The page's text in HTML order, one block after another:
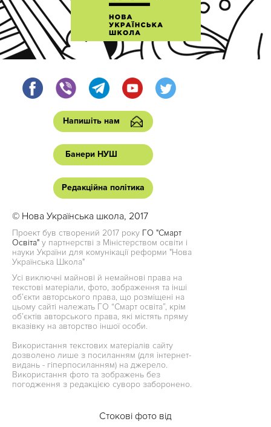
Напишіть нам
Банери НУШ
Редакційна політика
© Нова Українська школа, 2017
Проект був створений 2017 року ГО "Смарт
Освіта" у партнерстві з Міністерством освіти і
науки України для комунікації реформи "Нова
Українська Школа"
Усі виключні майнові й немайнові права на
текстові матеріали, фото, зображення та інші
об’єкти авторського права, що розміщені на
цьому сайті належать ГО “Смарт освіта”, крім
об’єктів авторського права, які містять пряму
вказівку на авторство іншої особи.
Використання текстових матеріалів сайту
дозволено лише з посиланням (для інтернет-
видань - гіперпосиланням) на джерело.
Використання фото та зображень без
погодження з редакцією суворо заборонено.
Стокові фото від